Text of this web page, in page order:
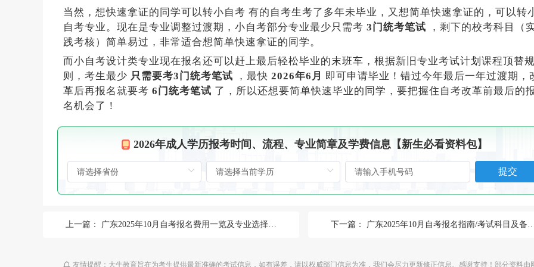
当然，想快速拿证的同学可以转小自考 有的自考生考了多年未毕业，又想简单快速拿证的，可以转
自考专业。现在是专业调整过渡期，小自考部分专业最少只需考 3门统考笔试 ，剩下的校考科目（
践考核）简单易过，非常适合想简单快速拿证的同学。
而小自考设计类专业现在报名还可以赶上最后轻松毕业的末班车，根据新旧专业考试计划课程顶替规
则，考生最少 只需要考3门统考笔试 ，最快 2026年6月
即可申请毕业！错过今年最后一年过渡期，
革后再报名就要考 6门统考笔试 了，所以还想要简单快速毕业的同学，要把握住自考改革前最后的
名机会了！
2026年成人学历报考时间、流程、专业简章及学费信息【新生必看资料包】
提交
上一篇： 广东2025年10月自考报名费用一览及专业选择指南 下一篇： 广东2025年10月自考报名指南/考试科目及备考攻略
友情提醒：大牛教育旨在为考生提供最新准确的考试信息，如有误差，请以权威部门信息为准，我们会尽力更新修正信息。感谢支持！部分资料由